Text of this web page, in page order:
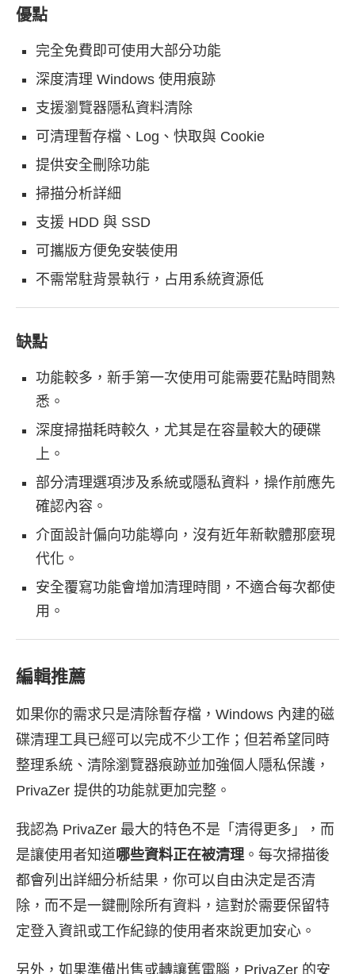
優點
完全免費即可使用大部分功能
深度清理 Windows 使用痕跡
支援瀏覽器隱私資料清除
可清理暫存檔、Log、快取與 Cookie
提供安全刪除功能
掃描分析詳細
支援 HDD 與 SSD
可攜版方便免安裝使用
不需常駐背景執行，占用系統資源低
缺點
功能較多，新手第一次使用可能需要花點時間熟
悉。
深度掃描耗時較久，尤其是在容量較大的硬碟
上。
部分清理選項涉及系統或隱私資料，操作前應先
確認內容。
介面設計偏向功能導向，沒有近年新軟體那麼現
代化。
安全覆寫功能會增加清理時間，不適合每次都使
用。
編輯推薦
如果你的需求只是清除暫存檔，Windows 內建的磁
碟清理工具已經可以完成不少工作；但若希望同時
整理系統、清除瀏覽器痕跡並加強個人隱私保護，
PrivaZer 提供的功能就更加完整。
我認為 PrivaZer 最大的特色不是「清得更多」，而
是讓使用者知道哪些資料正在被清理 。每次掃描後
都會列出詳細分析結果，你可以自由決定是否清
除，而不是一鍵刪除所有資料，這對於需要保留特
定登入資訊或工作紀錄的使用者來說更加安心。
另外，如果準備出售或轉讓舊電腦，PrivaZer 的安